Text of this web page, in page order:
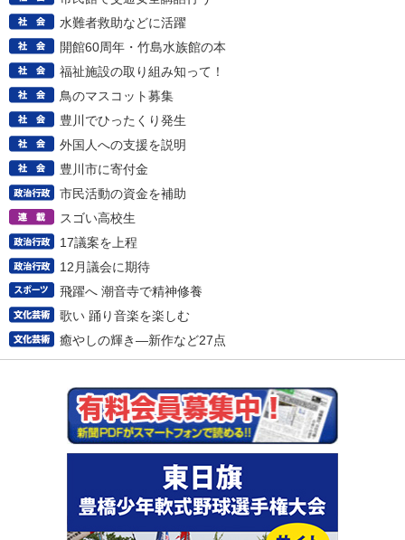
水難者救助などに活躍
開館60周年・竹島水族館の本
福祉施設の取り組み知って！
鳥のマスコット募集
豊川でひったくり発生
外国人への支援を説明
豊川市に寄付金
市民活動の資金を補助
スゴい高校生
17議案を上程
12月議会に期待
飛躍へ 潮音寺で精神修養
歌い 踊り音楽を楽しむ
癒やしの輝き―新作など27点